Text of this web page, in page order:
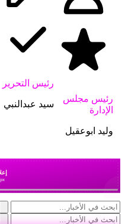
رئيس مجلس
الإدارة
وليد ابوعقيل
رئيس التحرير
سيد عبدالنبي